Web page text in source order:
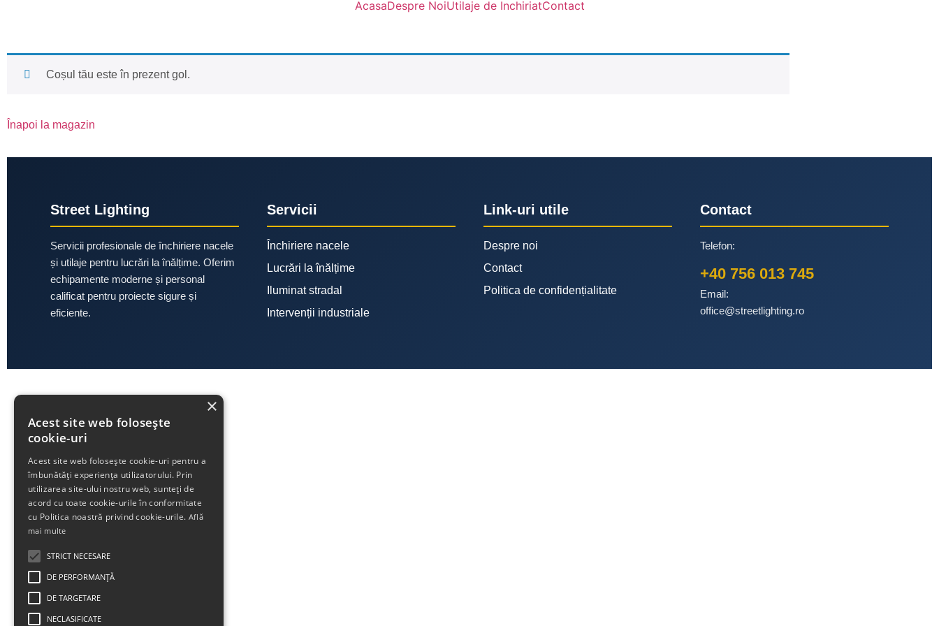
AcasaDespre NoiUtilaje de InchiriatContact
Coșul tău este în prezent gol.
Înapoi la magazin
Street Lighting
Servicii profesionale de închiriere nacele
și utilaje pentru lucrări la înălțime. Oferim
echipamente moderne și personal
calificat pentru proiecte sigure și
eficiente.
Servicii
Închiriere nacele
Lucrări la înălțime
Iluminat stradal
Intervenții industriale
Link-uri utile
Despre noi
Contact
Politica de confidențialitate
Contact
Telefon:
+40 756 013 745
Email:
office@streetlighting.ro
×
Acest site web folosește
cookie-uri
Acest site web folosește cookie-uri pentru a
îmbunătăți experiența utilizatorului. Prin
utilizarea site-ului nostru web, sunteți de
acord cu toate cookie-urile în conformitate
cu Politica noastră privind cookie-urile. Află
mai multe
STRICT NECESARE
DE PERFORMANȚĂ
DE TARGETARE
NECLASIFICATE